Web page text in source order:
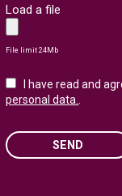
Load a file
File limit 24Mb
I have read and
personal data.
SEND